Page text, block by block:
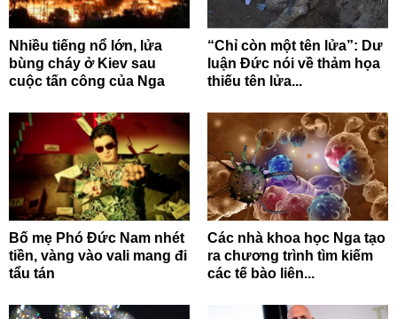
Nhiều tiếng nổ lớn, lửa
bùng cháy ở Kiev sau
cuộc tấn công của Nga
“Chỉ còn một tên lửa”: Dư
luận Đức nói về thảm họa
thiếu tên lửa...
Bố mẹ Phó Đức Nam nhét
tiền, vàng vào vali mang đi
tẩu tán
Các nhà khoa học Nga tạo
ra chương trình tìm kiếm
các tế bào liên...